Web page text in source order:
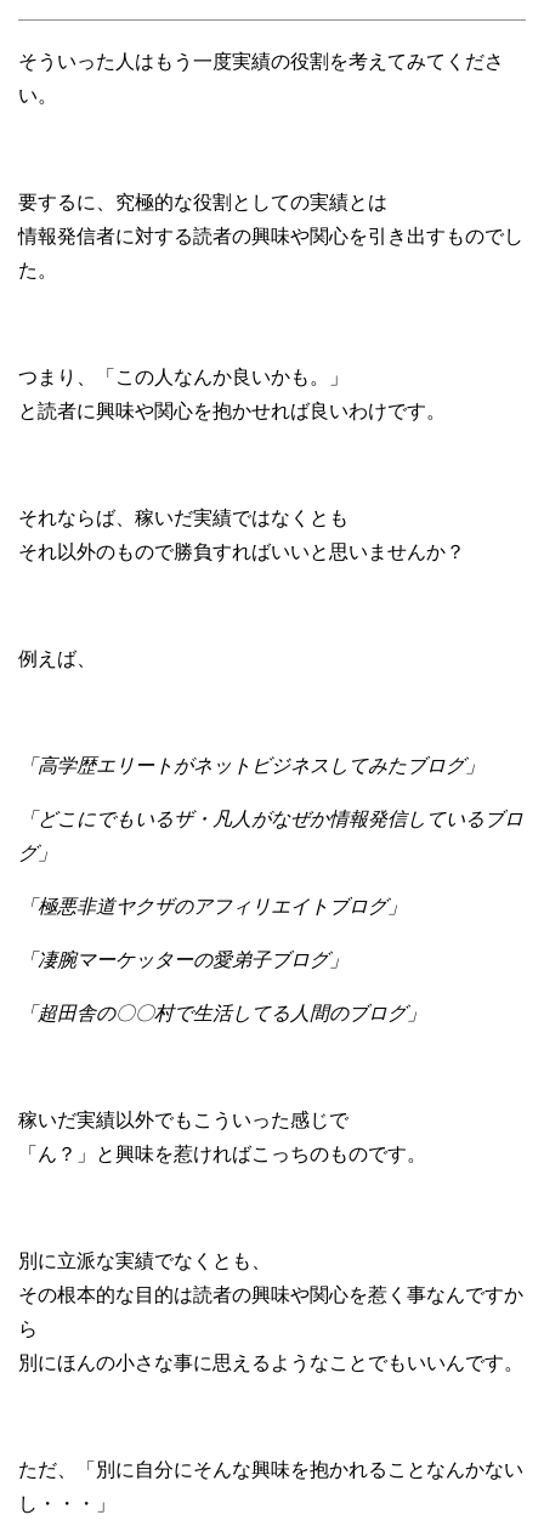
そういった人はもう一度実績の役割を考えてみてくださ
い。
要するに、究極的な役割としての実績とは
情報発信者に対する読者の興味や関心を引き出すものでし
た。
つまり、「この人なんか良いかも。」
と読者に興味や関心を抱かせれば良いわけです。
それならば、稼いだ実績ではなくとも
それ以外のもので勝負すればいいと思いませんか？
例えば、
「高学歴エリートがネットビジネスしてみたブログ」
「どこにでもいるザ・凡人がなぜか情報発信しているブロ
グ」
「極悪非道ヤクザのアフィリエイトブログ」
「凄腕マーケッターの愛弟子ブログ」
「超田舎の〇〇村で生活してる人間のブログ」
稼いだ実績以外でもこういった感じで
「ん？」と興味を惹ければこっちのものです。
別に立派な実績でなくとも、
その根本的な目的は読者の興味や関心を惹く事なんですか
ら
別にほんの小さな事に思えるようなことでもいいんです。
ただ、「別に自分にそんな興味を抱かれることなんかない
し・・・」